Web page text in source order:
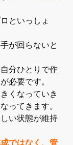
といっしょ
が回らないと
分ひとりで作
必要です。
くなっていき
ってきます。
い状態が維持
ではなく、管